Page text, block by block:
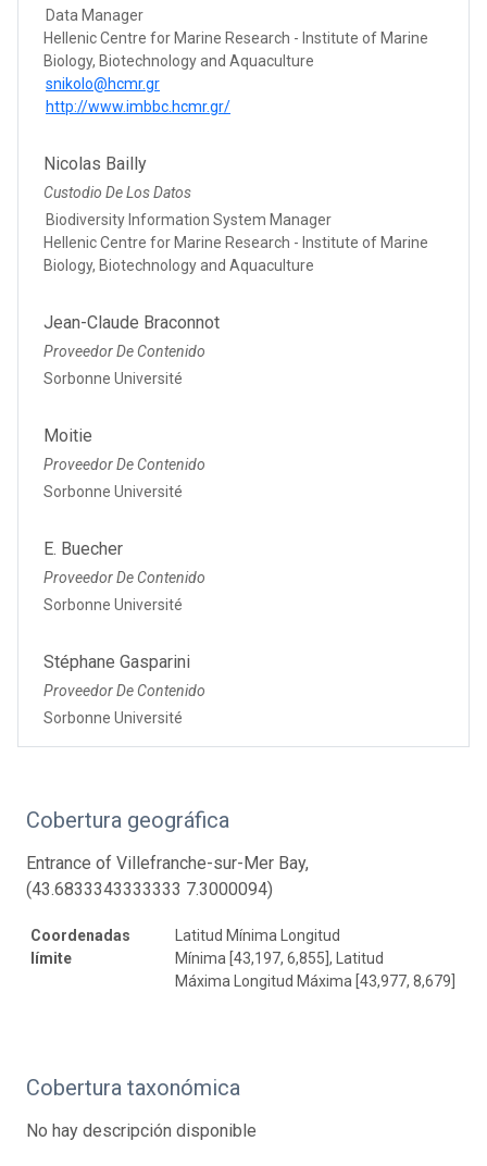
Data Manager
Hellenic Centre for Marine Research - Institute of Marine
Biology, Biotechnology and Aquaculture
snikolo@hcmr.gr
http://www.imbbc.hcmr.gr/
Nicolas Bailly
Custodio De Los Datos
Biodiversity Information System Manager
Hellenic Centre for Marine Research - Institute of Marine
Biology, Biotechnology and Aquaculture
Jean-Claude Braconnot
Proveedor De Contenido
Sorbonne Université
Moitie
Proveedor De Contenido
Sorbonne Université
E. Buecher
Proveedor De Contenido
Sorbonne Université
Stéphane Gasparini
Proveedor De Contenido
Sorbonne Université
Cobertura geográfica
Entrance of Villefranche-sur-Mer Bay,
(43.6833343333333 7.3000094)
Coordenadas
límite
Latitud Mínima Longitud
Mínima [43,197, 6,855], Latitud
Máxima Longitud Máxima [43,977, 8,679]
Cobertura taxonómica
No hay descripción disponible